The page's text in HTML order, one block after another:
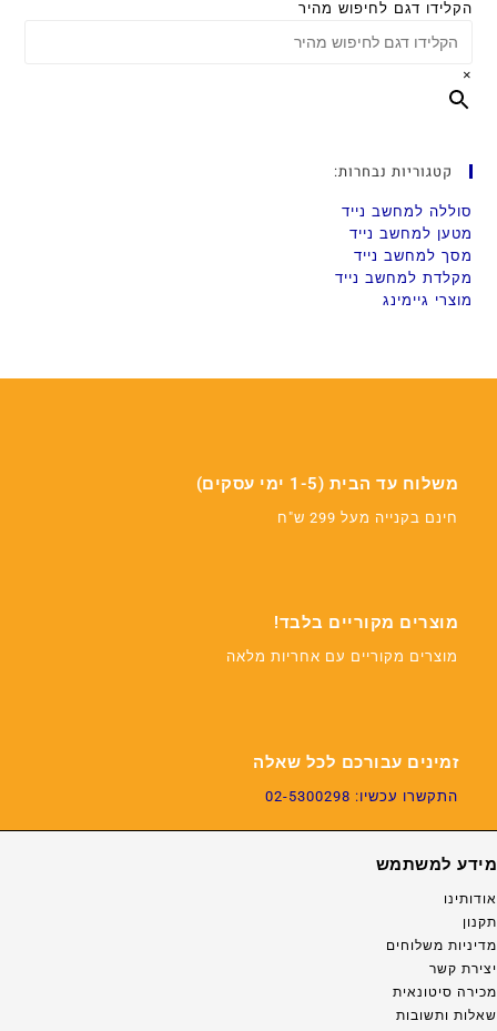
הקלידו דגם לחיפוש מהיר
×
קטגוריות נבחרות:
סוללה למחשב נייד
מטען למחשב נייד
מסך למחשב נייד
מקלדת למחשב נייד
מוצרי גיימינג
משלוח עד הבית (1-5 ימי עסקים)
חינם בקנייה מעל 299 ש"ח
מוצרים מקוריים בלבד!
מוצרים מקוריים עם אחריות מלאה
זמינים עבורכם לכל שאלה
התקשרו עכשיו: 02-5300298
מידע למשתמש
אודותינו
תקנון
מדיניות משלוחים
יצירת קשר
מכירה סיטונאית
שאלות ותשובות